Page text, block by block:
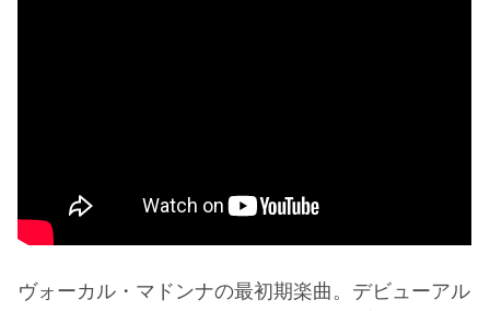
ヴォーカル・マドンナの最初期楽曲。デビューアル